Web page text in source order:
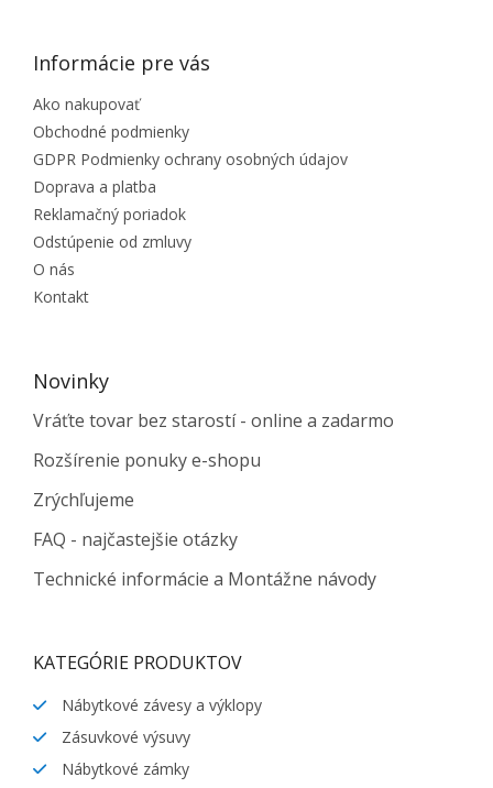
Informácie pre vás
Ako nakupovať
Obchodné podmienky
GDPR Podmienky ochrany osobných údajov
Doprava a platba
Reklamačný poriadok
Odstúpenie od zmluvy
O nás
Kontakt
Novinky
Vráťte tovar bez starostí - online a zadarmo
Rozšírenie ponuky e-shopu
Zrýchľujeme
FAQ - najčastejšie otázky
Technické informácie a Montážne návody
KATEGÓRIE PRODUKTOV
Nábytkové závesy a výklopy
Zásuvkové výsuvy
Nábytkové zámky